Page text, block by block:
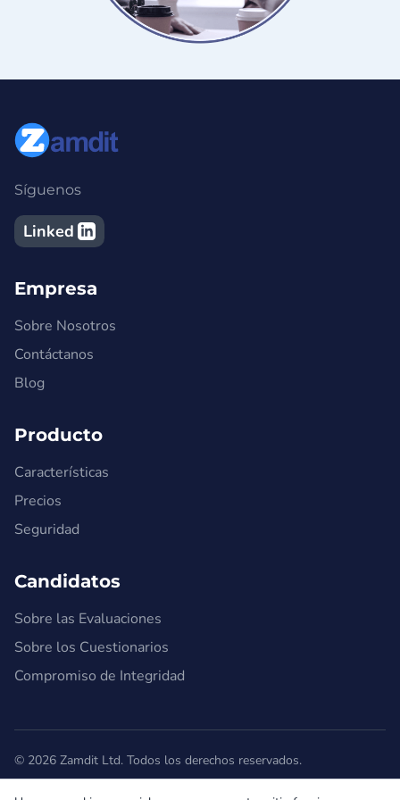
Síguenos
Linked
Empresa
Sobre Nosotros
Contáctanos
Blog
Producto
Características
Precios
Seguridad
Candidatos
Sobre las Evaluaciones
Sobre los Cuestionarios
Compromiso de Integridad
© 2026 Zamdit Ltd. Todos los derechos reservados.
Política de Privacidad